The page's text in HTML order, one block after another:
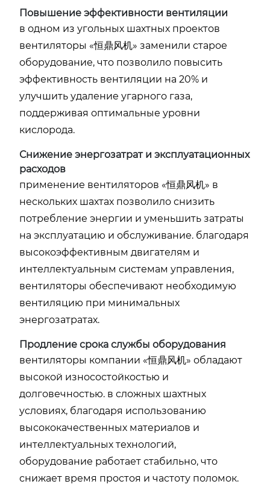
Повышение эффективности вентиляции
в одном из угольных шахтных проектов
вентиляторы «恒鼎风机» заменили старое
оборудование, что позволило повысить
эффективность вентиляции на 20% и
улучшить удаление угарного газа,
поддерживая оптимальные уровни
кислорода.
Снижение энергозатрат и эксплуатационных
расходов
применение вентиляторов «恒鼎风机» в
нескольких шахтах позволило снизить
потребление энергии и уменьшить затраты
на эксплуатацию и обслуживание. благодаря
высокоэффективным двигателям и
интеллектуальным системам управления,
вентиляторы обеспечивают необходимую
вентиляцию при минимальных
энергозатратах.
Продление срока службы оборудования
вентиляторы компании «恒鼎风机» обладают
высокой износостойкостью и
долговечностью. в сложных шахтных
условиях, благодаря использованию
высококачественных материалов и
интеллектуальных технологий,
оборудование работает стабильно, что
снижает время простоя и частоту поломок.